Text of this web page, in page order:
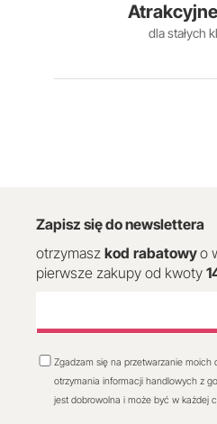
Atrakcyjne
dla stałych
Zapisz się do newslettera
otrzymasz kod rabatowyo
pierwsze zakupy od kwoty
Zgadzam się na przetwarzanie
otrzymania informacji handlowych z
jest dobrowolna i może być w każdej